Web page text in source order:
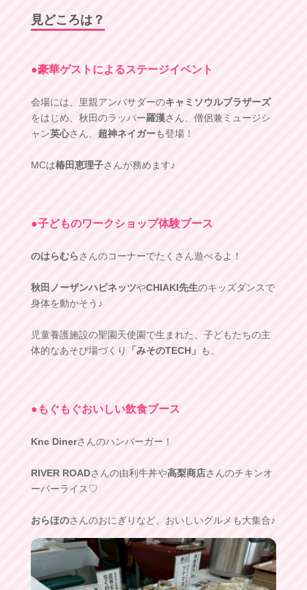
見どころは？
●豪華ゲストによるステージイベント
会場には、里親アンバサダーのキャミソウルブラザーズ
をはじめ、秋田のラッパー羅漢さん、僧侶兼ミュージシ
ャン英心さん、 超神ネイガーも登場！
MCは椿田恵理子さんが務めます♪
●子どものワークショップ体験ブース
のはらむらさんのコーナーでたくさん遊べるよ！
秋田ノーザンハピネッツやCHIAKI先生のキッズダンスで
身体を動かそう♪
児童養護施設の聖園天使園で生まれた、子どもたちの主
体的なあそび場づくり
「みそのTECH」 も。
●もぐもぐおいしい飲食ブース
Knc Dinerさんのハンバーガー！
RIVER ROADさんの由利牛丼や高梨商店さんのチキンオ
ーバーライス♡
おらほのさんのおにぎりなど、おいしいグルメも大集合♪